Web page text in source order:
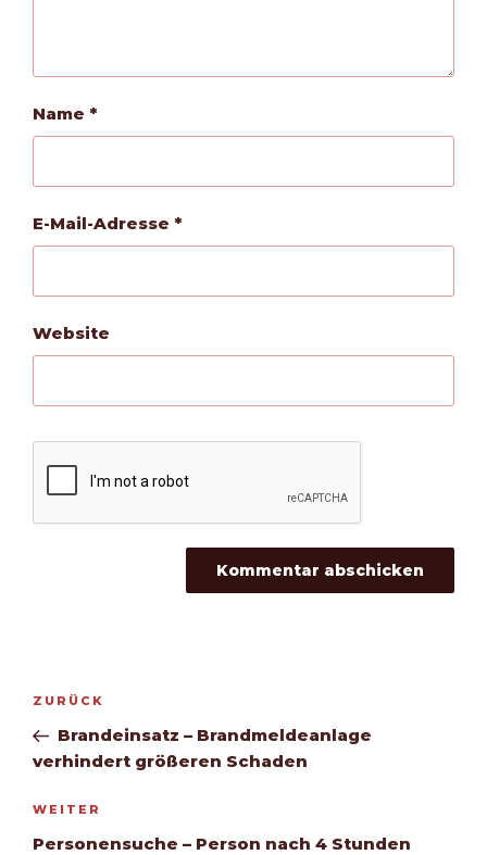
Name *
E-Mail-Adresse *
Website
Beitragsnavigation
Vorheriger
Beitrag
ZURÜCK
Brandeinsatz – Brandmeldeanlage
verhindert größeren Schaden
Nächster
Beitrag
WEITER
Personensuche – Person nach 4 Stunden